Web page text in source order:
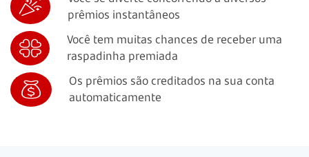
prêmios instantâneos
Você tem muitas chances de receber uma
raspadinha premiada
Os prêmios são creditados na sua conta
automaticamente